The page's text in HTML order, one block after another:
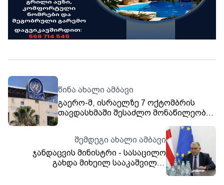
წინა ახალი ამბავი
გაერო-მ, ისრაელზე 7 ოქტომბრის
თავდასხმაში შესაძლო მონაწილეობის
შემდეგი ახალი ამბავი
ჯანდაცვის მინისტრი - სასაცილო
გახდა მიხეილ სააკაშვილის